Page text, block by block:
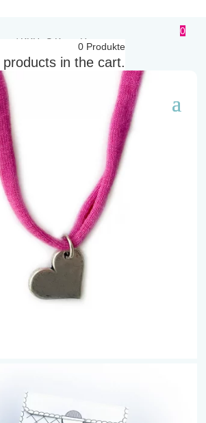
0
0 Produkte
products in the cart.
/ KKH -S Kette Herz